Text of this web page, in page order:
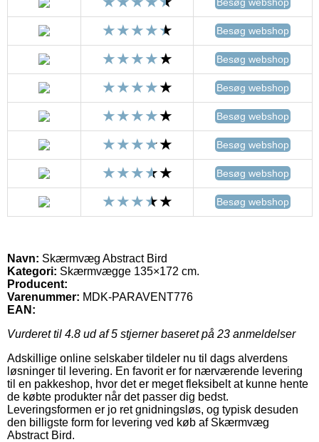
Besøg webshop
Besøg webshop
Besøg webshop
Besøg webshop
Besøg webshop
Besøg webshop
Besøg webshop
Navn: Skærmvæg Abstract Bird
Kategori: Skærmvægge 135×172 cm.
Producent:
Varenummer: MDK-PARAVENT776
EAN:
Vurderet til 4.8 ud af 5 stjerner baseret på 23 anmeldelser
Adskillige online selskaber tildeler nu til dags alverdens
løsninger til levering. En favorit er for nærværende levering
til en pakkeshop, hvor det er meget fleksibelt at kunne hente
de købte produkter når det passer dig bedst.
Leveringsformen er jo ret gnidningsløs, og typisk desuden
den billigste form for levering ved køb af Skærmvæg
Abstract Bird.